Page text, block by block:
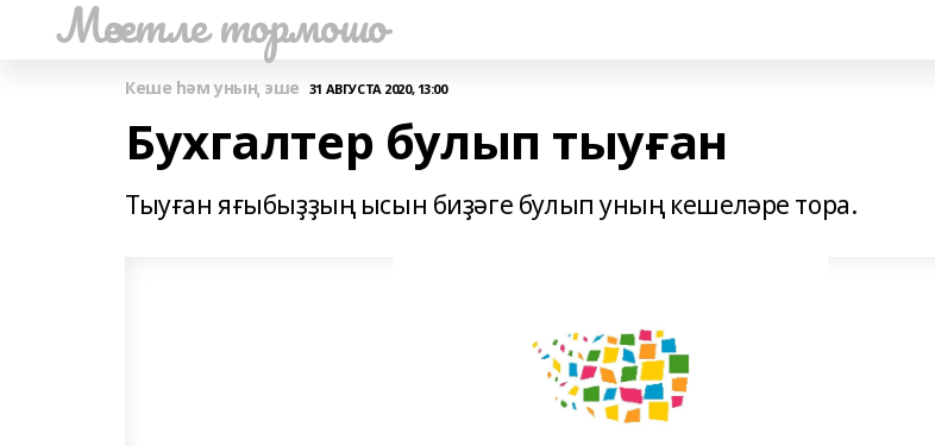
Мәсетле тормошо
Кеше һәм уның эше 31 АВГУСТА 2020, 13:00
Бухгалтер булып тыуған
Тыуған яғыбыҙҙың ысын биҙәге булып уның кешеләре тора.